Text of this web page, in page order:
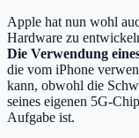
Apple hat nun wohl
Hardware zu
Die Verwendung
die vom iPhone
kann, obwohl die
seines eigenen 5G-
Aufgabe ist.